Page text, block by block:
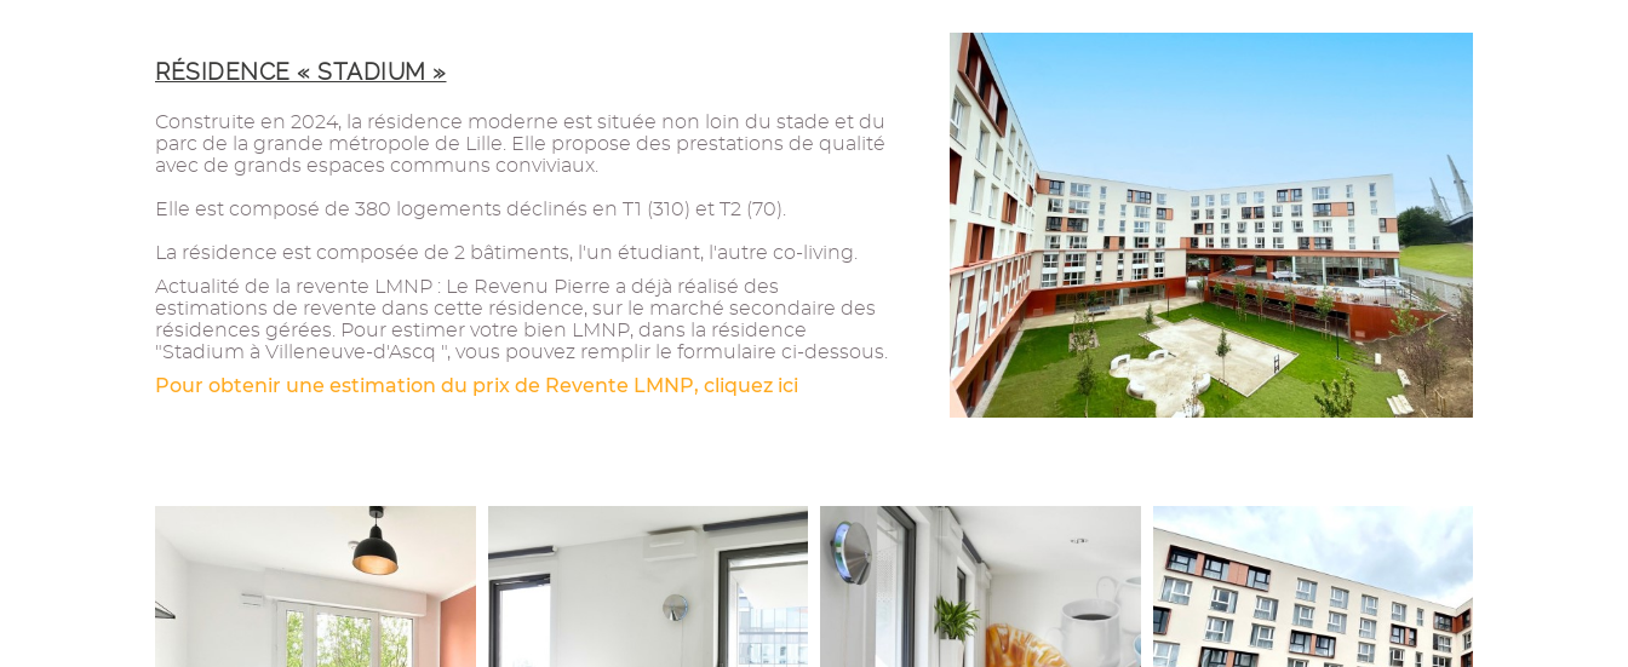
RÉSIDENCE « STADIUM »
Construite en 2024, la résidence moderne est située non loin du stade et du
parc de la grande métropole de Lille. Elle propose des prestations de qualité
avec de grands espaces communs conviviaux.
Elle est composé de 380 logements déclinés en T1 (310) et T2 (70).
La résidence est composée de 2 bâtiments, l'un étudiant, l'autre co-living.
Actualité de la revente LMNP : Le Revenu Pierre a déjà réalisé des
estimations de revente dans cette résidence, sur le marché secondaire des
résidences gérées. Pour estimer votre bien LMNP, dans la résidence
"Stadium à Villeneuve-d'Ascq ", vous pouvez remplir le formulaire ci-dessous.
Pour obtenir une estimation du prix de Revente LMNP, cliquez ici